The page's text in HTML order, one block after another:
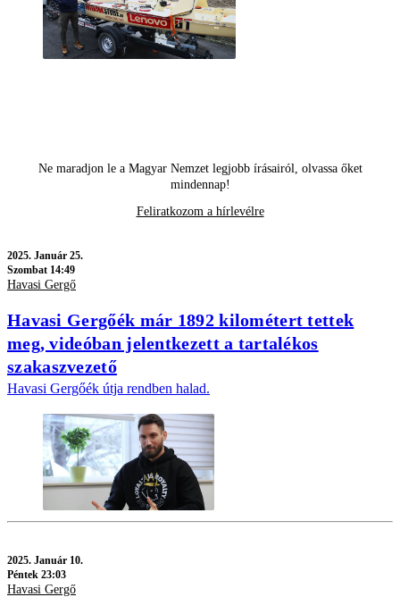
Ne maradjon le a Magyar Nemzet legjobb írásairól, olvassa őket
mindennap!
Feliratkozom a hírlevélre
2025. Január 25.
Szombat 14:49
Havasi Gergő
Havasi Gergőék már 1892 kilométert tettek
meg, videóban jelentkezett a tartalékos
szakaszvezető
Havasi Gergőék útja rendben halad.
2025. Január 10.
Péntek 23:03
Havasi Gergő